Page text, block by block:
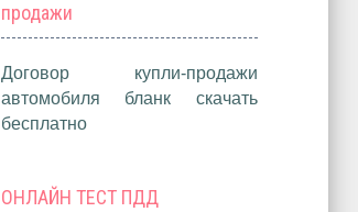
продажи
Договор купли-продажи
автомобиля бланк скачать
бесплатно
ОНЛАЙН ТЕСТ ПДД